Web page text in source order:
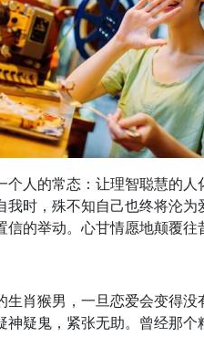
人的常态：让理智聪慧的
时，殊不知自己也终将沦
的举动。心甘情愿地颠覆往
肖猴男，一旦恋爱会变得
疑鬼，紧张无助。曾经那